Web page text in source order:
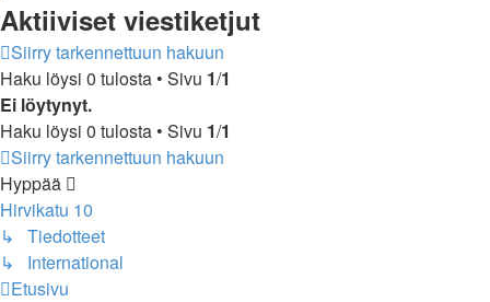
Aktiiviset viestiketjut
Siirry tarkennettuun hakuun
Haku löysi 0 tulosta • Sivu 1/1
Ei löytynyt.
Haku löysi 0 tulosta • Sivu 1/1
Siirry tarkennettuun hakuun
Hyppää
Hirvikatu 10
↳ Tiedotteet
↳ International
Etusivu